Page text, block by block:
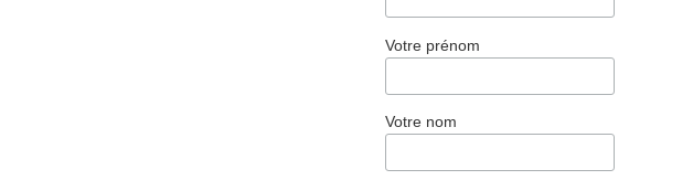
Votre prénom
Votre nom